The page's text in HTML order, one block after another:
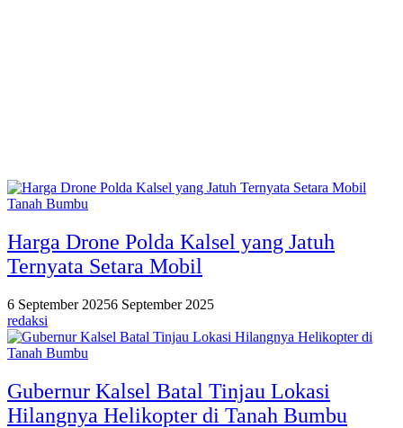
Tanah Bumbu
Harga Drone Polda Kalsel yang Jatuh
Ternyata Setara Mobil
6 September 20256 September 2025
redaksi
Gubernur Kalsel Batal Tinjau Lokasi
Hilangnya Helikopter di Tanah Bumbu